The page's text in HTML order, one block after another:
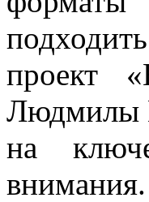
проект
Людмилы
на
внимания.